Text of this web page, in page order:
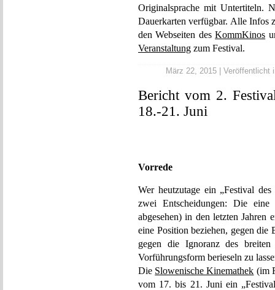
Originalsprache mit Untertiteln.
Dauerkarten verfügbar. Alle Infos
den Webseiten desKommKinos
Veranstaltung zum Festival.
März 22, 2015 | Veröffentlicht
Bericht vom 2.
18.-21. Juni
Vorrede
Wer heutzutage ein „Festival
zwei Entscheidungen: Die
abgesehen) in den letzten Jahren
eine Position beziehen, gegen
gegen die Ignoranz des
Vorführungsform berieseln zu
Die Slowenische Kinemathek (im
vom 17. bis 21. Juni ein